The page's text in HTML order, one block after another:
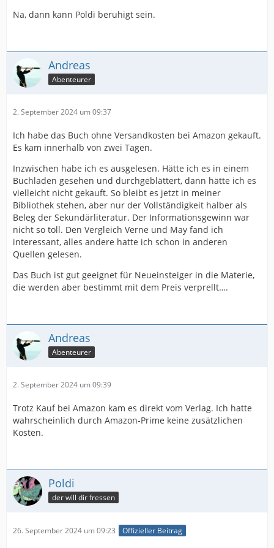
Na, dann kann Poldi beruhigt sein.
Andreas
Abenteurer
2. September 2024 um 09:37
Ich habe das Buch ohne Versandkosten bei Amazon gekauft.
Es kam innerhalb von zwei Tagen.
Inzwischen habe ich es ausgelesen. Hätte ich es in einem
Buchladen gesehen und durchgeblättert, dann hätte ich es
vielleicht nicht gekauft. So bleibt es jetzt in meiner
Bibliothek stehen, aber nur der Vollständigkeit halber als
Beleg der Sekundärliteratur. Der Informationsgewinn war
nicht so toll. Den Vergleich Verne und May fand ich
interessant, alles andere hatte ich schon in anderen
Quellen gelesen.
Das Buch ist gut geeignet für Neueinsteiger in die Materie,
die werden aber bestimmt mit dem Preis verprellt….
Andreas
Abenteurer
2. September 2024 um 09:39
Trotz Kauf bei Amazon kam es direkt vom Verlag. Ich hatte
wahrscheinlich durch Amazon-Prime keine zusätzlichen
Kosten.
Poldi
der will dir fressen
26. September 2024 um 09:23 Offizieller Beitrag